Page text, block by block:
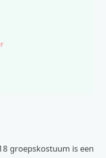
groepskostuum is een